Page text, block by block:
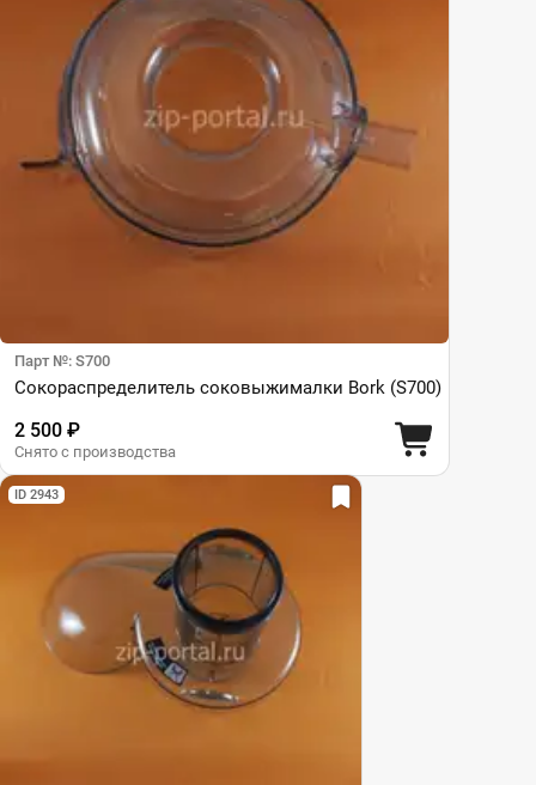
Парт №: S700
Сокораспределитель соковыжималки Bork (S700)
2 500 ₽
Снято с производства
ID 2943